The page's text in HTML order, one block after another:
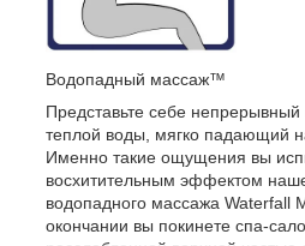
Водопадный массаж™
Представьте себе непрерывный
теплой воды, мягко падающий
Именно такие ощущения вы
восхитительным эффектом
водопадного массажа Waterfall
окончании вы покинете спа-